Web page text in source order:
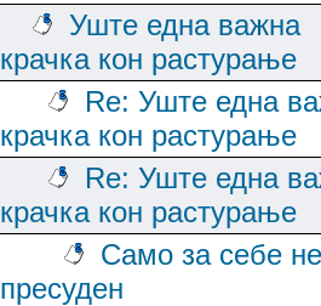
Уште една важна
крачка кон растурање
Re: Уште една
крачка кон растурање
Re: Уште една
крачка кон растурање
Само за себе
пресуден